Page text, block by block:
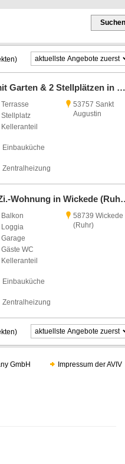
Suchen
3 Zi. - Erdgeschosswohnung mit Garten & 2 Stellplätzen in Sankt Augustin
Terrasse
Stellplatz
Kelleranteil
Einbauküche
Zentralheizung
53757 Sankt
Augustin
Mindestpreis gegen Gebot -
Balkon
Loggia
Garage
Gäste WC
Kelleranteil
Einbauküche
Zentralheizung
58739 Wickede
(Ruhr)
GmbH
Impressum der AVIV